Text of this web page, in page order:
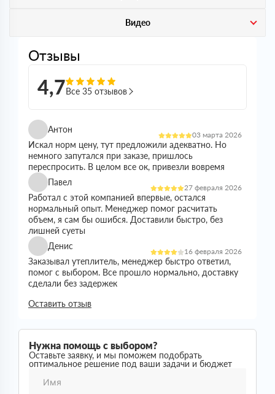
Видео
Отзывы
4,7Все 35 отзывов
Антон
03 марта 2026
Искал норм цену, тут предложили адекватно. Но
немного запутался при заказе, пришлось
переспросить. В целом все ок, привезли вовремя
Павел
27 февраля 2026
Работал с этой компанией впервые, остался
нормальный опыт. Менеджер помог расчитать
объем, я сам бы ошибся. Доставили быстро, без
лишней суеты
Денис
16 февраля 2026
Заказывал утеплитель, менеджер быстро ответил,
помог с выбором. Все прошло нормально, доставку
сделали без задержек
Искал утеплитель подешевле, тут предложили норм
вариант. Менеджер все расказал, помог с выбором.
Доставку сделали вовремя, все пришло целое
Оставить отзыв
Нужна помощь с выбором?
Оставьте заявку, и мы поможем подобрать
оптимальное решение под ваши задачи и бюджет